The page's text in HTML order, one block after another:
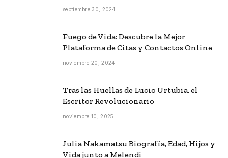
septiembre 30, 2024
Fuego de Vida: Descubre la Mejor
Plataforma de Citas y Contactos Online
noviembre 20, 2024
Tras las Huellas de Lucio Urtubia, el
Escritor Revolucionario
noviembre 10, 2025
Julia Nakamatsu Biografía, Edad, Hijos y
Vida junto a Melendi